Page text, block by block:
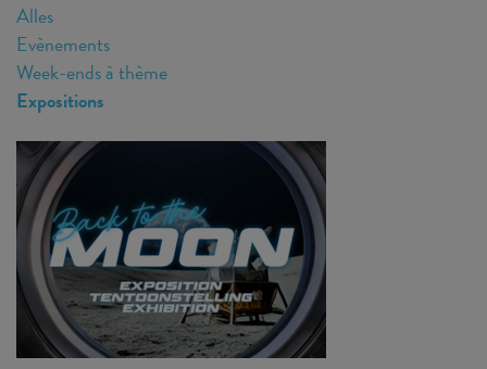
Alles
Evènements
Week-ends à thème
Expositions